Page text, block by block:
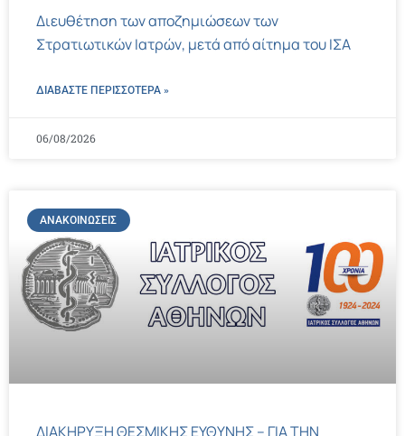
Διευθέτηση των αποζημιώσεων των
Στρατιωτικών Ιατρών, μετά από αίτημα του ΙΣΑ
ΔΙΑΒΑΣΤΕ ΠΕΡΙΣΣΌΤΕΡΑ »
06/08/2026
ΑΝΑΚΟΙΝΏΣΕΙΣ
ΔΙΑΚΗΡΥΞΗ ΘΕΣΜΙΚΗΣ ΕΥΘΥΝΗΣ – ΓΙΑ ΤΗΝ